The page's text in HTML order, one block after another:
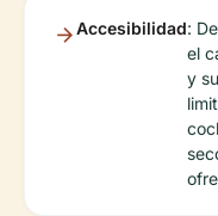
Accesibilidad:
el
y